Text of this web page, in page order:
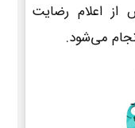
از اعلام رضایت
می‌شود.